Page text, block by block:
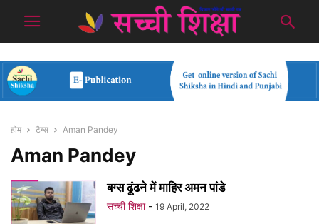
होम टैग्स Aman Pandey
Aman Pandey
बग्स ढूंढने में माहिर अमन पांडे
सच्ची शिक्षा - 19 April, 2022